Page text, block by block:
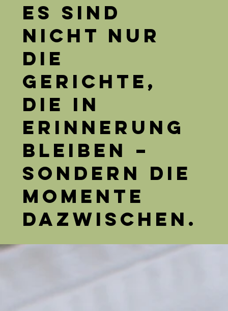
Es sind
nicht nur
die
Gerichte,
die in
Erinnerung
bleiben –
sondern die
Momente
dazwischen.